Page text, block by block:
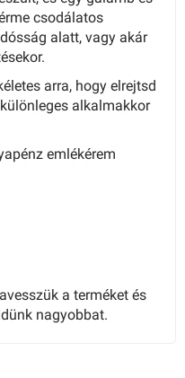
csodálatos
alatt, vagy akár
arra, hogy elrejtsd
alkalmakkor
emlékérem
a terméket és
nagyobbat.